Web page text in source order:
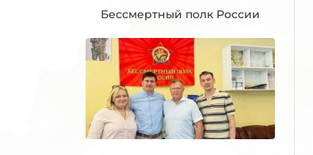
Бессмертный полк России